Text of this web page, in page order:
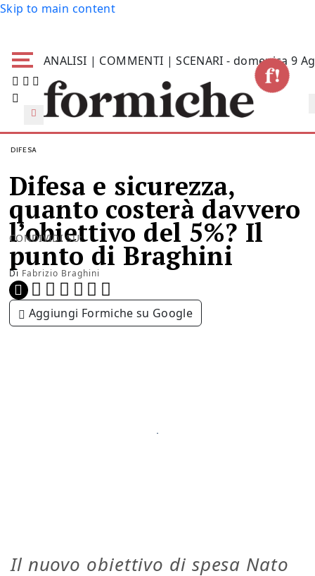
Skip to main content
ANALISI | COMMENTI | SCENARI - domenica 9
DIFESA
Difesa e sicurezza,
quanto costerà davvero
l’obiettivo del 5%? Il
punto di Braghini
Di Fabrizio Braghini
CONDIVIDI SU:
Aggiungi Formiche su Google
Il nuovo obiettivo di spesa Nato